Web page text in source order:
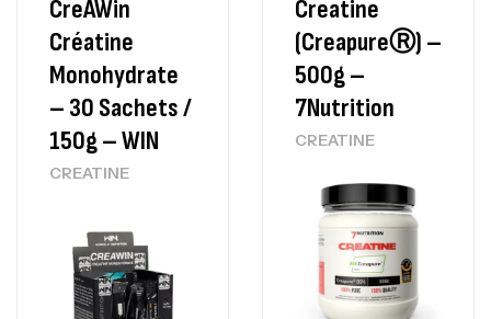
CreAWin
Créatine
Monohydrate
– 30 Sachets /
150g – WIN
CREATINE
Creatine
(CreapureⓇ) –
500g –
7Nutrition
CREATINE